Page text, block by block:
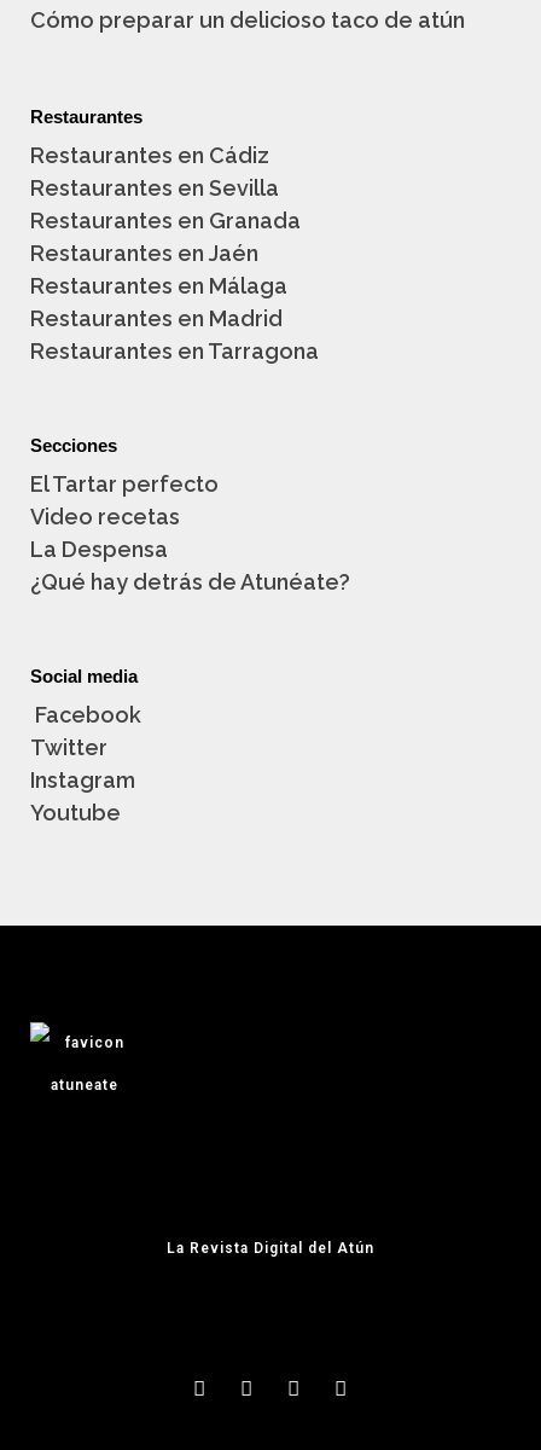
Cómo preparar un delicioso taco de atún
Restaurantes
Restaurantes en Cádiz
Restaurantes en Sevilla
Restaurantes en Granada
Restaurantes en Jaén
Restaurantes en Málaga
Restaurantes en Madrid
Restaurantes en Tarragona
Secciones
El Tartar perfecto
Video recetas
La Despensa
¿Qué hay detrás de Atunéate?
Social media
Facebook
Twitter
Instagram
Youtube
La Revista Digital del Atún